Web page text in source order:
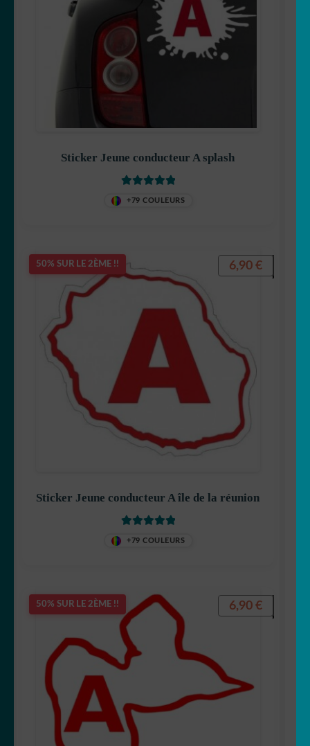
Sticker Jeune conducteur A splash
+79 COULEURS
50% SUR LE 2ÈME !!
Sticker Jeune conducteur A île de la réunion
+79 COULEURS
6,90 €
50% SUR LE 2ÈME !! 6,90 €